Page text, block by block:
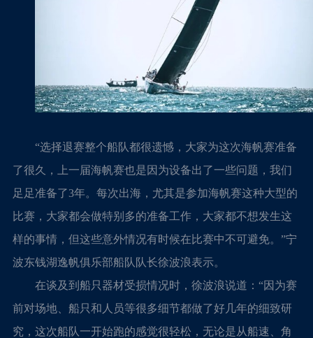
“选择退赛整个船队都很遗憾，大家为这次海帆赛准备
了很久，上一届海帆赛也是因为设备出了一些问题，我们
足足准备了3年。每次出海，尤其是参加海帆赛这种大型的
比赛，大家都会做特别多的准备工作，大家都不想发生这
样的事情，但这些意外情况有时候在比赛中不可避免。”宁
波东钱湖逸帆俱乐部船队队长徐波浪表示。
在谈及到船只器材受损情况时，徐波浪说道：“因为赛
前对场地、船只和人员等很多细节都做了好几年的细致研
究，这次船队一开始跑的感觉很轻松，无论是从船速、角